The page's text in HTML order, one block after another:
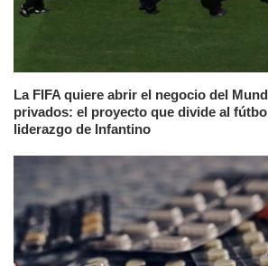
La FIFA quiere abrir el negocio del
privados: el proyecto que divide al
liderazgo de Infantino